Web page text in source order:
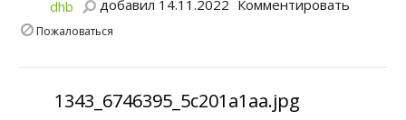
dhb добавил 14.11.2022 Комментировать
Пожаловаться
1343_6746395_5c201a1aa.jpg